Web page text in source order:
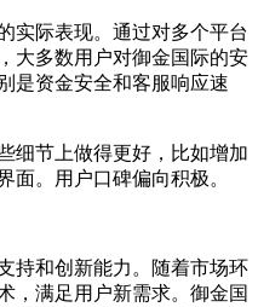
实际表现。通过对多个平台
大多数用户对御金国际的安
是资金安全和客服响应速
细节上做得更好，比如增加
面。用户口碑偏向积极。
持和创新能力。随着市场环
，满足用户新需求。御金国